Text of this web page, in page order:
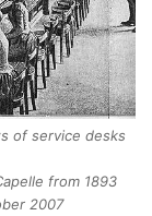
of service desks
from 1893
2007